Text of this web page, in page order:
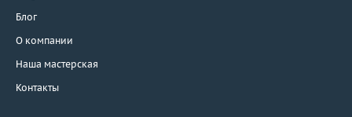
Блог
О компании
Наша мастерская
Контакты